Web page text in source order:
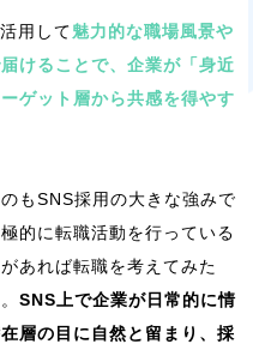
用して魅力的な職場風景や
けることで、企業が「身近
ゲット層から共感を得やす
もSNS採用の大きな強みで
的に転職活動を行っている
あれば転職を考えてみた
SNS上で企業が日常的に情
層の目に自然と留まり、採